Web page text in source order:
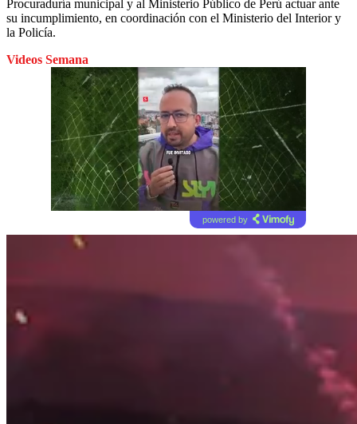
Procuraduría municipal y al Ministerio Público de Perú actuar ante
su incumplimiento, en coordinación con el Ministerio del Interior y
la Policía.
Videos Semana
powered by